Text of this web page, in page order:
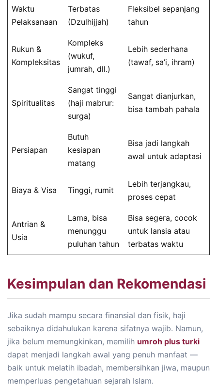
Waktu
Pelaksanaan
Terbatas
(Dzulhijjah)
Fleksibel sepanjang
tahun
Rukun &
Kompleksitas
Kompleks
(wukuf,
jumrah, dll.)
Lebih sederhana
(tawaf, sa’i, ihram)
Spiritualitas
Sangat tinggi
(haji mabrur:
surga)
Sangat dianjurkan,
bisa tambah pahala
Persiapan
Butuh
kesiapan
matang
Bisa jadi langkah
awal untuk adaptasi
Biaya & Visa Tinggi, rumit
Lebih terjangkau,
proses cepat
Antrian &
Usia
Lama, bisa
menunggu
puluhan tahun
Bisa segera, cocok
untuk lansia atau
terbatas waktu
Kesimpulan dan Rekomendasi
Jika sudah mampu secara finansial dan fisik, haji
sebaiknya didahulukan karena sifatnya wajib. Namun,
jika belum memungkinkan, memilih umroh plus turki
dapat menjadi langkah awal yang penuh manfaat —
baik untuk melatih ibadah, membersihkan jiwa, maupun
memperluas pengetahuan sejarah Islam.